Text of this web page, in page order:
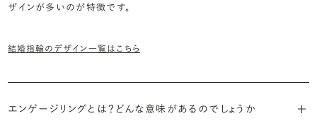
ザインが多いのが特徴です。
結婚指輪のデザイン一覧はこちら
エンゲージリングとは？どんな意味があるのでしょうか